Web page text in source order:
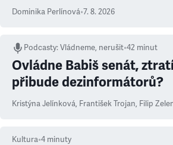
Dominika Perlínová•7. 8. 2026
Podcasty:Vládneme, nerušit•42 minut
Ovládne Babiš senát,
přibude dezinformátorů?
Kristýna Jelínková, František Trojan, Filip
Kultura•4 minuty